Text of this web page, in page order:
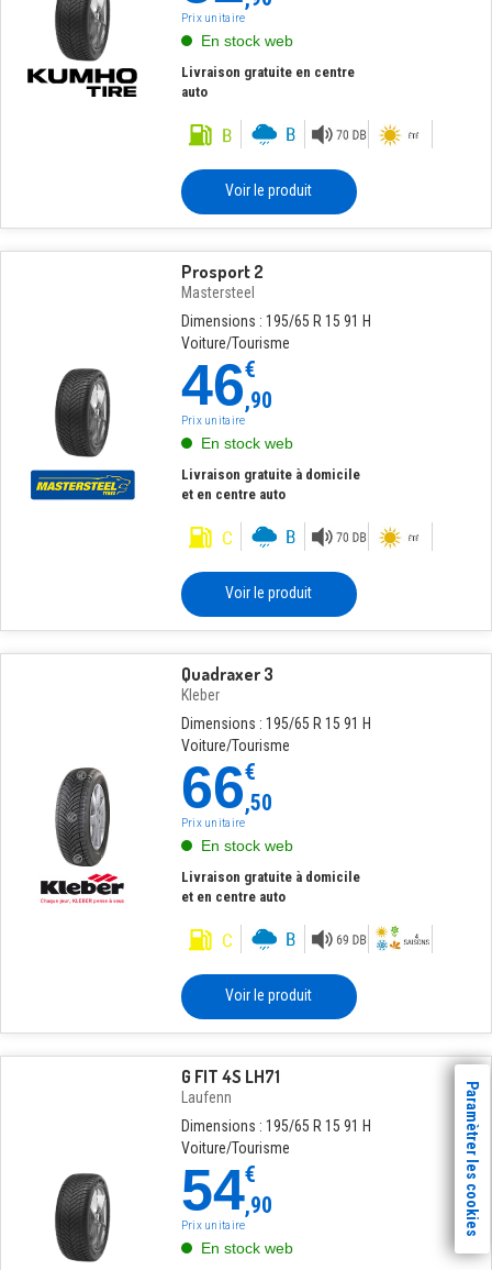
Prix unitaire
En stock web
Livraison gratuite en centre
auto
Voir le produit
Prosport 2
Mastersteel
Dimensions : 195/65 R 15 91 H
Voiture/Tourisme
46€
,90
Prix unitaire
En stock web
Livraison gratuite à domicile
et en centre auto
Voir le produit
Quadraxer 3
Kleber
Dimensions : 195/65 R 15 91 H
Voiture/Tourisme
66€
,50
Prix unitaire
En stock web
Livraison gratuite à domicile
et en centre auto
Voir le produit
G FIT 4S LH71
Laufenn
Dimensions : 195/65 R 15 91 H
Voiture/Tourisme
54€
,90
Prix unitaire
En stock web
Paramètrer les cookies